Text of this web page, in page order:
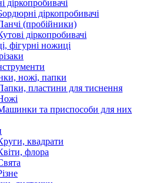
діркопробивачі
діркопробивачі
(пробійники)
діркопробивачі
фігурні ножиці
ножі, папки
пластини для тиснення
та приспособи для них
квадрати
флора